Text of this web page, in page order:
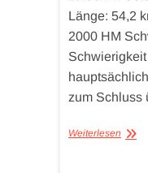
Länge: 54,2
2000 HM
zum Schluss
Weiterlesen